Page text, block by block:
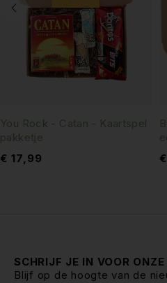
You Rock - Catan - Kaartspel
pakketje
€ 17,99
€
SCHRIJF JE IN VOOR
Blijf op de hoogte van de